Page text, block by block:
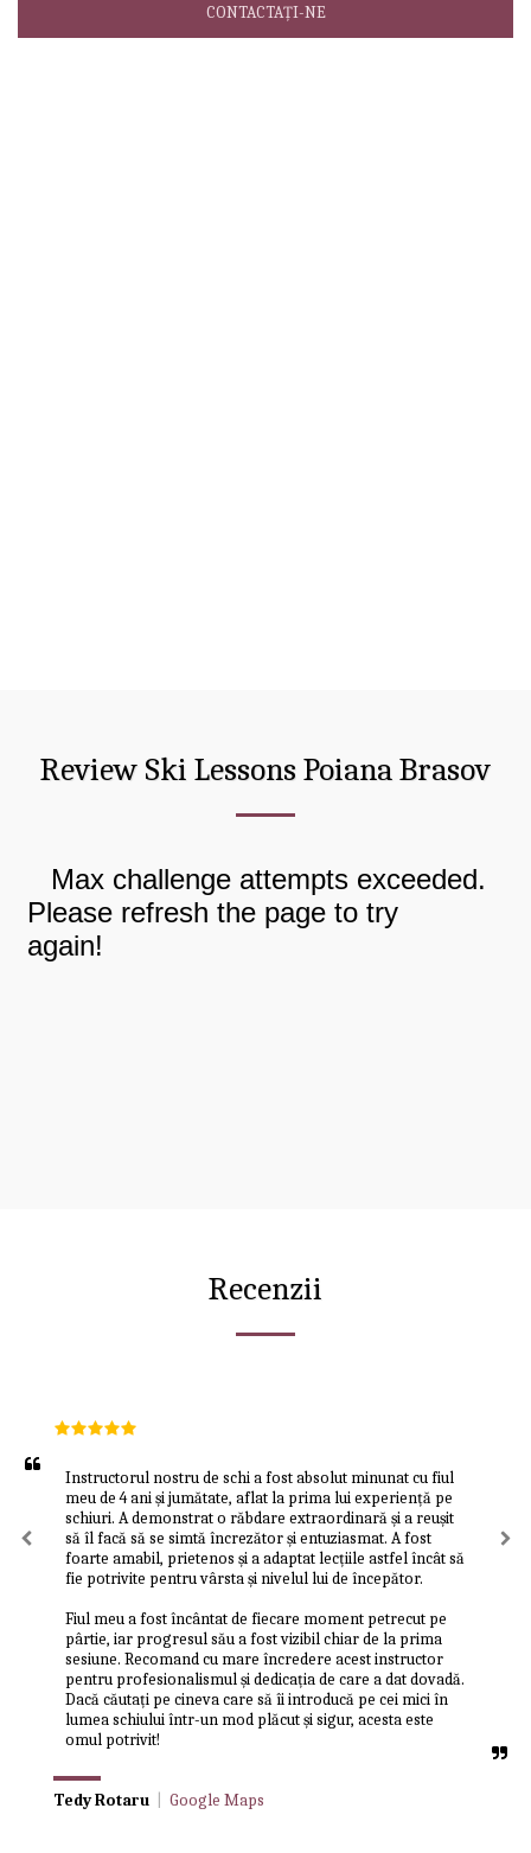
CONTACTAȚI-NE
Review Ski Lessons Poiana Brasov
Recenzii
Instructorul nostru de schi a fost absolut minunat cu fiul
meu de 4 ani și jumătate, aflat la prima lui experiență pe
schiuri. A demonstrat o răbdare extraordinară și a reușit
să îl facă să se simtă încrezător și entuziasmat. A fost
foarte amabil, prietenos și a adaptat lecțiile astfel încât să
fie potrivite pentru vârsta și nivelul lui de începător.
Fiul meu a fost încântat de fiecare moment petrecut pe
pârtie, iar progresul său a fost vizibil chiar de la prima
sesiune. Recomand cu mare încredere acest instructor
pentru profesionalismul și dedicația de care a dat dovadă.
Dacă căutați pe cineva care să îi introducă pe cei mici în
lumea schiului într-un mod plăcut și sigur, acesta este
omul potrivit!
Tedy Rotaru Google Maps